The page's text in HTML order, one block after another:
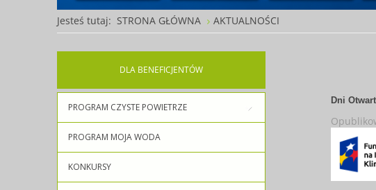
Jesteś tutaj: STRONA GŁÓWNA AKTUALNOŚCI
Dni
DLABENEFICJENTÓW
PROGRAM CZYSTE POWIETRZE
PROGRAM MOJA WODA
KONKURSY